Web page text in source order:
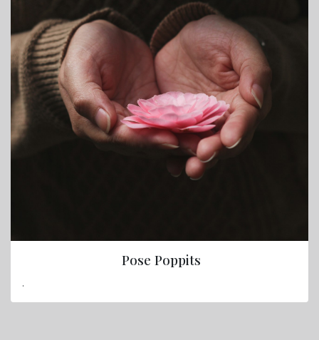
Pose Poppits
.